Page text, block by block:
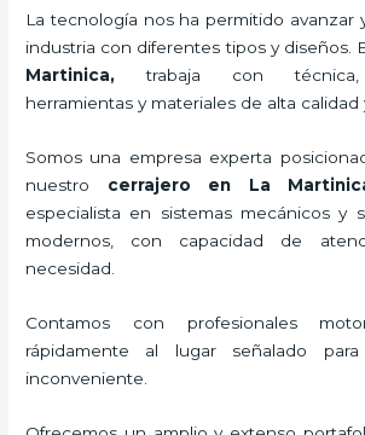
La tecnología nos ha permitido avanzar
industria con diferentes tipos y diseños.
Martinica,trabaja con técnica,
herramientas y materiales de alta calidad
Somos una empresa experta
nuestro cerrajero en La
especialista en sistemas mecánicos y
modernos, con capacidad de
necesidad.
Contamos con profesionales
rápidamente al lugar señalado
inconveniente.